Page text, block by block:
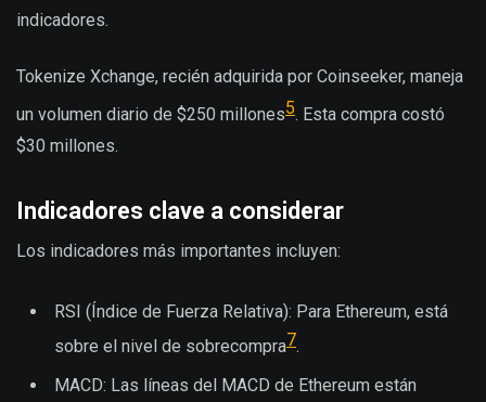
indicadores.
Tokenize Xchange, recién adquirida por Coinseeker, maneja
un volumen diario de $250 millones5. Esta compra costó
$30 millones.
Indicadores clave a considerar
Los indicadores más importantes incluyen:
RSI (Índice de Fuerza Relativa): Para Ethereum, está
sobre el nivel de sobrecompra7.
MACD: Las líneas del MACD de Ethereum están